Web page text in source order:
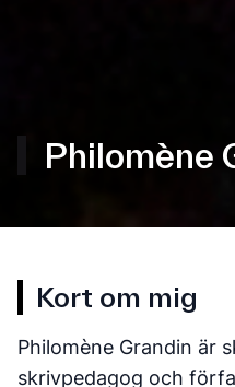
Philomène
Kort om mig
Philomène Grandin är
skrivpedagog och